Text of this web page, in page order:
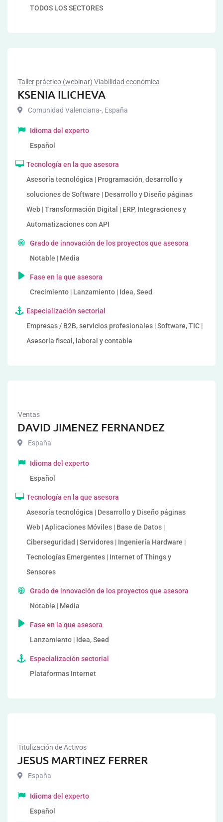
TODOS LOS SECTORES
Taller práctico (webinar) Viabilidad económica
KSENIA ILICHEVA
Comunidad Valenciana-, España
Idioma del experto
Español
Tecnología en la que asesora
Asesoría tecnológica | Programación, desarrollo y
soluciones de Software | Desarrollo y Diseño páginas
Web | Transformación Digital | ERP, Integraciones y
Automatizaciones con API
Grado de innovación de los proyectos que asesora
Notable | Media
Fase en la que asesora
Crecimiento | Lanzamiento | Idea, Seed
Especialización sectorial
Empresas / B2B, servicios profesionales | Software, TIC |
Asesoría fiscal, laboral y contable
Ventas
DAVID JIMENEZ FERNANDEZ
España
Idioma del experto
Español
Tecnología en la que asesora
Asesoría tecnológica | Desarrollo y Diseño páginas
Web | Aplicaciones Móviles | Base de Datos |
Ciberseguridad | Servidores | Ingeniería Hardware |
Tecnologías Emergentes | Internet of Things y
Sensores
Grado de innovación de los proyectos que asesora
Notable | Media
Fase en la que asesora
Lanzamiento | Idea, Seed
Especialización sectorial
Plataformas Internet
Titulización de Activos
JESUS MARTINEZ FERRER
España
Idioma del experto
Español